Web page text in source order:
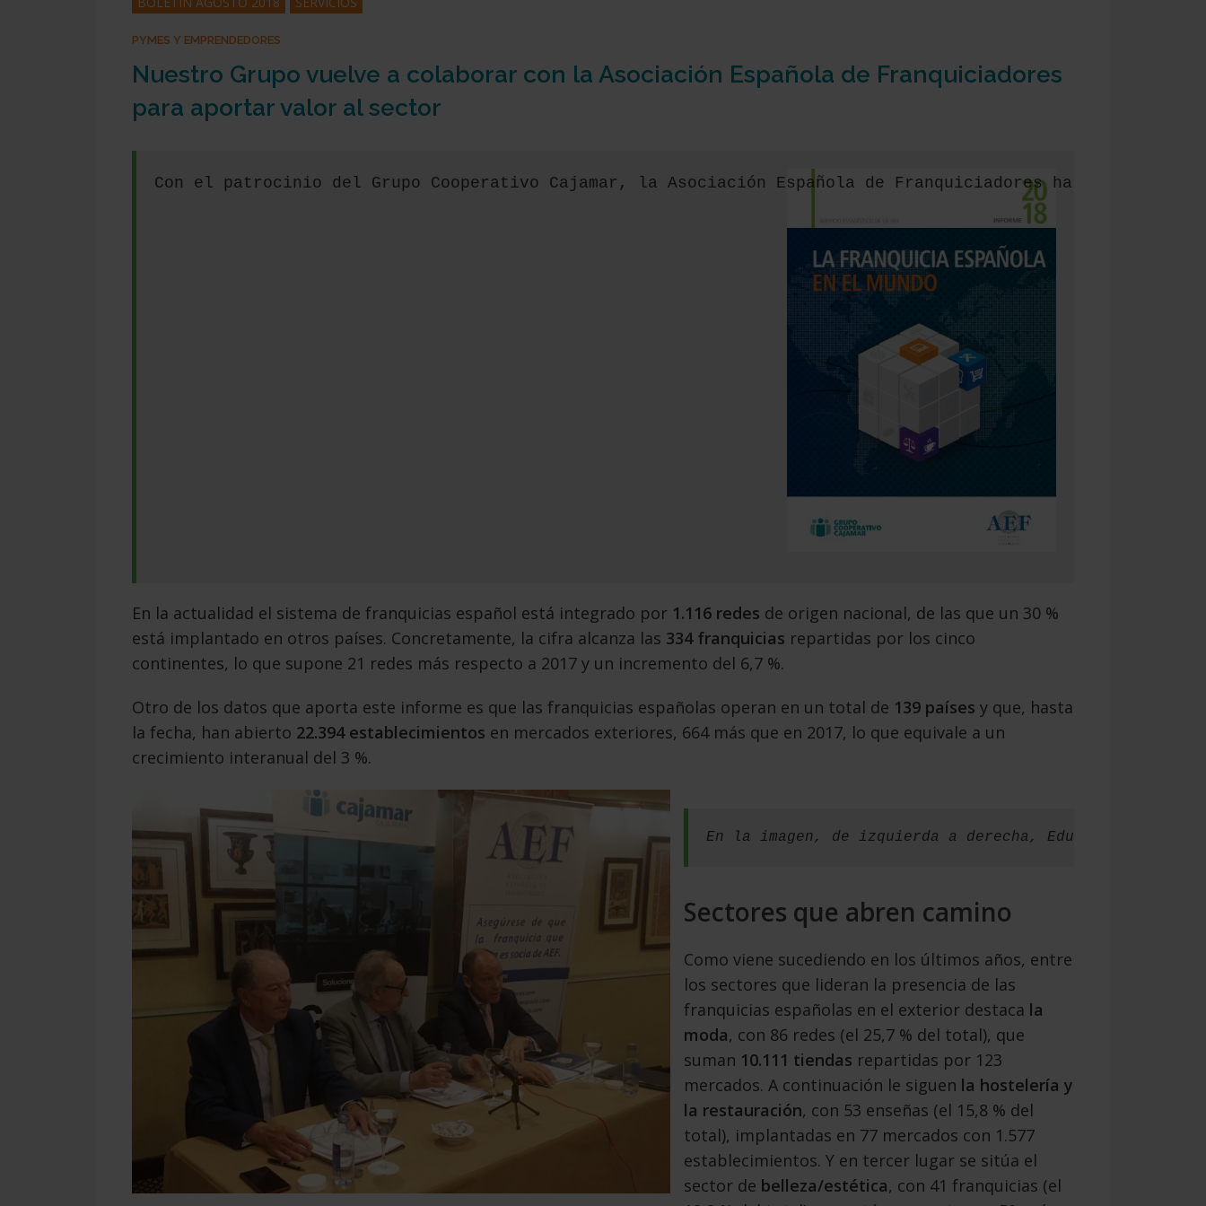
PYMES Y EMPRENDEDORES
Nuestro Grupo vuelve a colaborar con la Asociación Española de Franquiciadores
para aportar valor al sector
Con el patrocinio del Grupo Cooperativo Cajamar, la Asociación Española de Franquiciadores ha elaborado
En la actualidad el sistema de franquicias español está integrado por 1.116 redes de origen nacional, de las que un 30 %
está implantado en otros países. Concretamente, la cifra alcanza las 334 franquicias repartidas por los cinco
continentes, lo que supone 21 redes más respecto a 2017 y un incremento del 6,7 %.
Otro de los datos que aporta este informe es que las franquicias españolas operan en un total de 139 países y que, hasta
la fecha, han abierto 22.394 establecimientos en mercados exteriores, 664 más que en 2017, lo que equivale a un
crecimiento interanual del 3 %.
En la imagen, de izquierda a derecha, Eduardo
Sectores que abren camino
Como viene sucediendo en los últimos años, entre
los sectores que lideran la presencia de las
franquicias españolas en el exterior destaca la
moda, con 86 redes (el 25,7 % del total), que
suman 10.111 tiendas repartidas por 123
mercados. A continuación le siguen la hostelería y
la restauración, con 53 enseñas (el 15,8 % del
total), implantadas en 77 mercados con 1.577
establecimientos. Y en tercer lugar se sitúa el
sector de belleza/estética, con 41 franquicias (el